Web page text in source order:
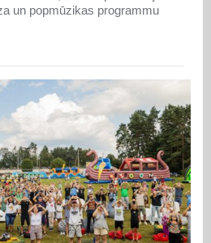
un popmūzikas programmu